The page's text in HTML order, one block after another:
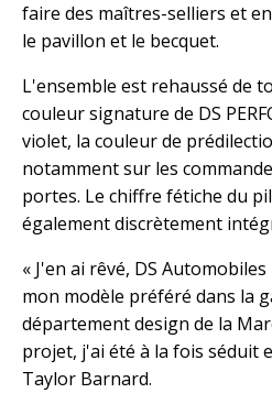
faire des maîtres-selliers et
le pavillon et le becquet.
L'ensemble est rehaussé de
couleur signature de DS
violet, la couleur de
notamment sur les
portes. Le chiffre fétiche du
également discrètement
« J'en ai rêvé, DS
mon modèle préféré dans la
département design de la
projet, j'ai été à la fois séduit
Taylor Barnard.